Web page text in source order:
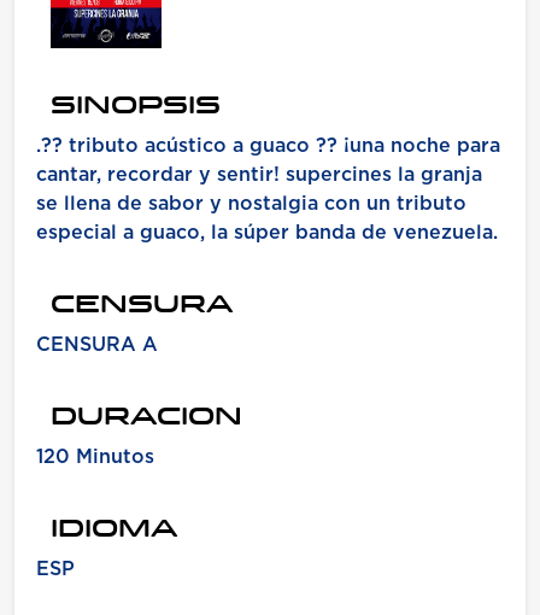
SINOPSIS
.?? tributo acústico a guaco ?? ¡una noche para
cantar, recordar y sentir! supercines la granja
se llena de sabor y nostalgia con un tributo
especial a guaco, la súper banda de venezuela.
CENSURA
CENSURA A
DURACION
120 Minutos
IDIOMA
ESP